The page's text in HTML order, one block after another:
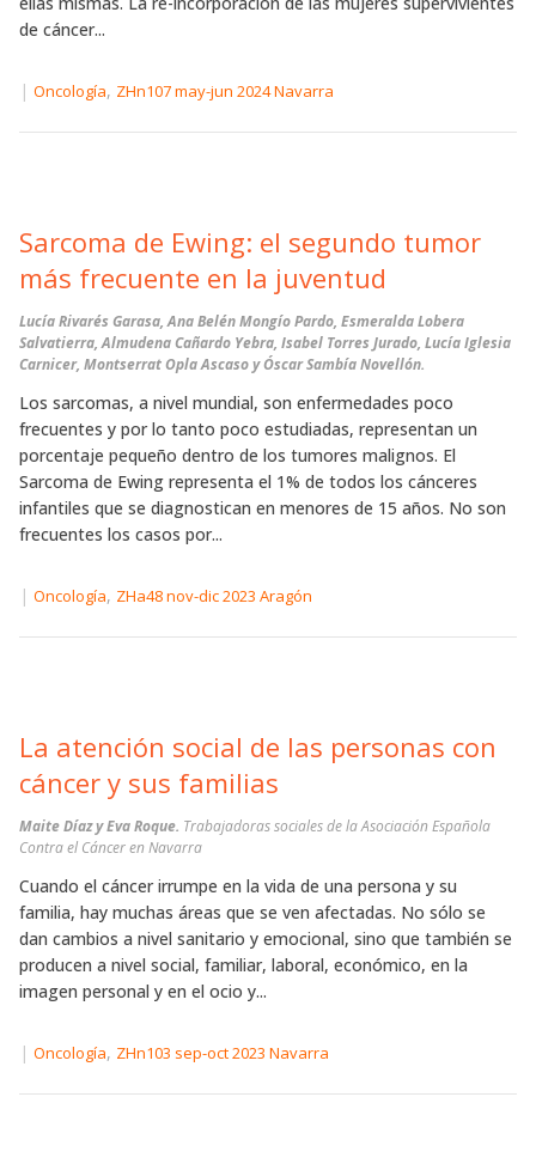
de cáncer...
| Oncología, ZHn107 may-jun 2024 Navarra
Sarcoma de Ewing: el segundo tumor
más frecuente en la juventud
Lucía Rivarés Garasa, Ana Belén Mongío Pardo, Esmeralda Lobera
Salvatierra, Almudena Cañardo Yebra, Isabel Torres Jurado, Lucía Iglesia
Carnicer, Montserrat Opla Ascaso y Óscar Sambía Novellón.
Los sarcomas, a nivel mundial, son enfermedades poco
frecuentes y por lo tanto poco estudiadas, representan un
porcentaje pequeño dentro de los tumores malignos. El
Sarcoma de Ewing representa el 1% de todos los cánceres
infantiles que se diagnostican en menores de 15 años. No son
frecuentes los casos por...
| Oncología, ZHa48 nov-dic 2023 Aragón
La atención social de las personas con
cáncer y sus familias
Maite Díaz y Eva Roque. Trabajadoras sociales de la Asociación Española
Contra el Cáncer en Navarra
Cuando el cáncer irrumpe en la vida de una persona y su
familia, hay muchas áreas que se ven afectadas. No sólo se
dan cambios a nivel sanitario y emocional, sino que también se
producen a nivel social, familiar, laboral, económico, en la
imagen personal y en el ocio y...
| Oncología, ZHn103 sep-oct 2023 Navarra